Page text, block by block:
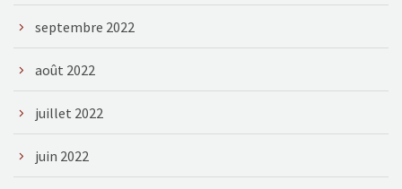
septembre 2022
août 2022
juillet 2022
juin 2022